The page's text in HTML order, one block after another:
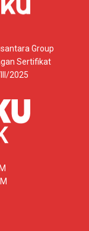
Group
Sertifikat
2025